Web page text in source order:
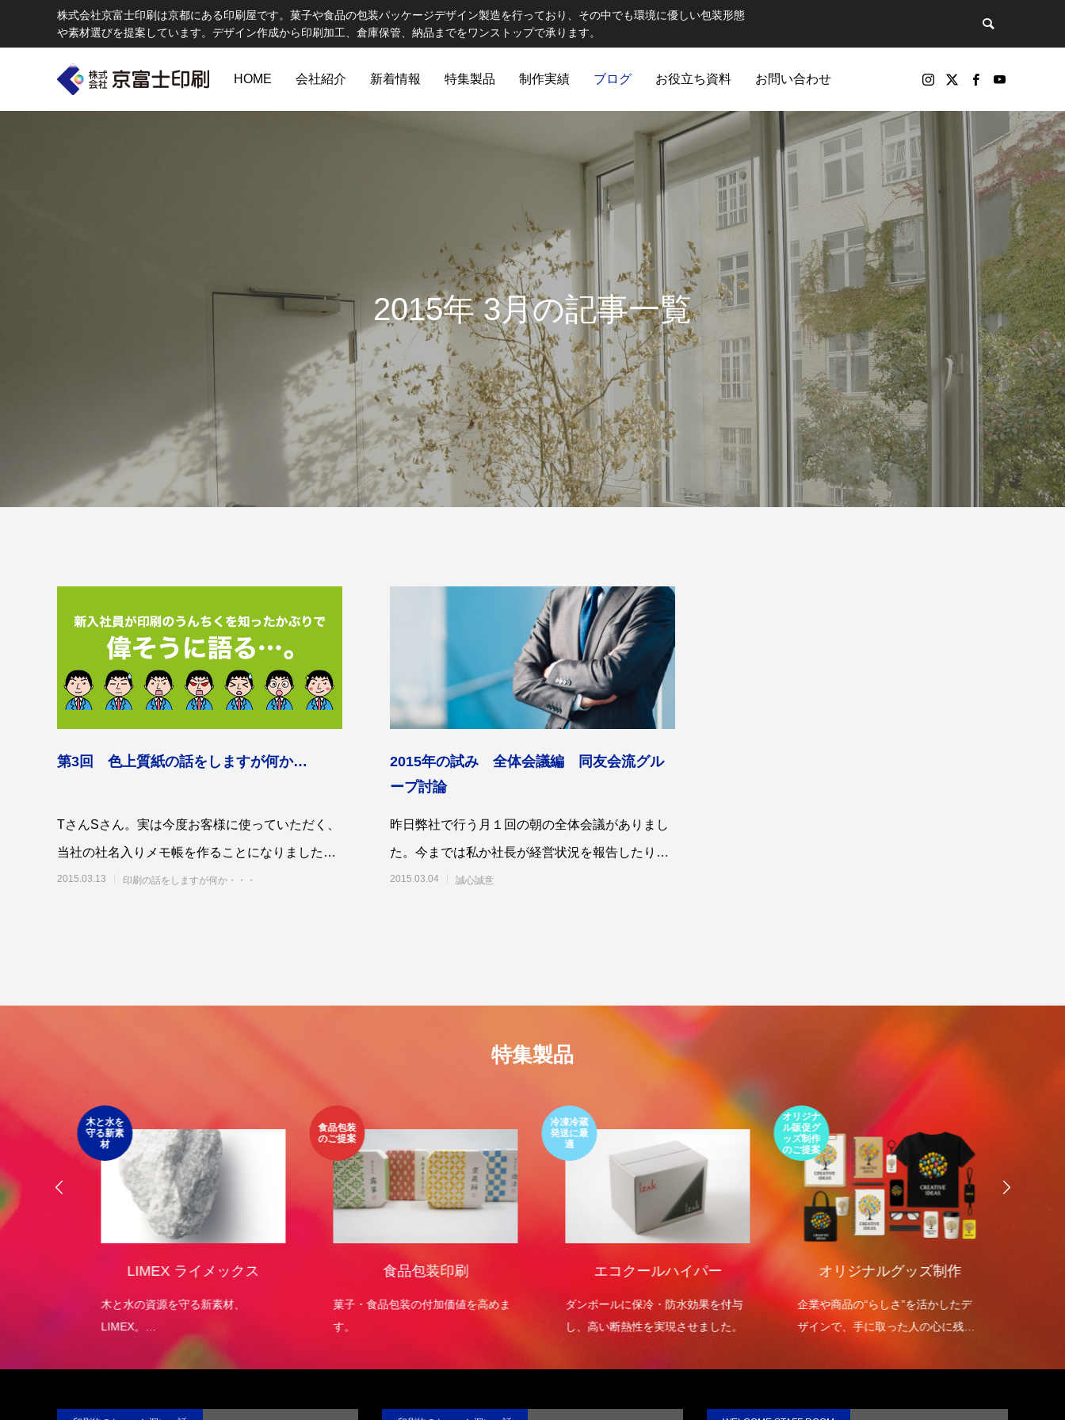
株式会社京富士印刷は京都にある印刷屋です。菓子や食品の包装パッケージデザイン製造を行っており、その中でも環境に優しい包装形態
や素材選びを提案しています。デザイン作成から印刷加工、倉庫保管、納品までをワンストップで承ります。
HOME 会社紹介 新着情報 特集製品 制作実績 ブログ お役立ち資料 お問い合わせ
京富士印刷はクライアントのSDGsを支援し、CSR･環境保護製品のご提
出版製品
出版印刷物（書籍、雑誌、参考書など）
包装製品
パッケージ印刷物や包装資材の製品（紙器、軟包装）
誠心誠意 バックナンバー
第83話 思わず触れたくなる印刷物へ｜特
殊印刷「発泡シルク印刷」と「UV厚盛印
刷」で差別化する方法
2026.07.01
第82話 オリジナルランチョンマットで飲
食店の集客力アップ！販促・SNS対策にも
効果的◎
2026.06.01
第81話 そのペットボトル、実は“広告媒
体”です｜オリジナルラベル水の活用アイ
2026.05.01
2026.06.15 2026.04.15 2026.02.16
第53回青年経営者全国交流会 in 香川で
「選ばれる企業の条件」を学んできまし
我が家の脱プラ生活
世のため人のため「ソーシャル企業認証制
度 S認証」を取得！
2015.04.10 2015.03.13
第2回 紙の話をしますが何か…
2015.02.01 2015.01.18
2015年 3月の記事一覧
第3回 色上質紙の話をしますが何か…
TさんSさん。実は今度お客様に使っていただく、
当社の社名入りメモ帳を作ることになりました～
(^_^)vSさんほう、社名入りのメモ帳か…T
2015.03.13 印刷の話をしますが何か・・・
2015年の試み 全体会議編 同友会流グル
ープ討論
昨日弊社で行う月１回の朝の全体会議がありまし
た。今までは私か社長が経営状況を報告したり、
全体としての方向性を伝えたり、社員の皆さん
2015.03.04 誠心誠意
特集製品
木と水を
守る新素
材
LIMEX ライメックス
木と水の資源を守る新素材、
LIMEX。
日本の技術で、この星の未来を変え
ていける。
食品包装
のご提案
食品包装印刷
菓子・食品包装の付加価値を高めま
す。
冷凍冷蔵
発送に最
適
エコクールハイパー
ダンボールに保冷・防水効果を付与
し、高い断熱性を実現させました。
オリジナ
ル販促グ
ッズ制作
のご提案
オリジナルグッズ制作
企業や商品の“らしさ”を活かしたデ
ザインで、手に取った人の心に残る